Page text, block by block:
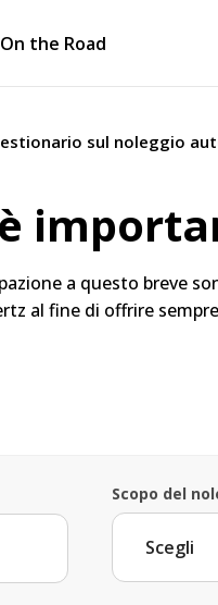
On the Road
sul noleggio
a questo breve
al fine di offrire
Scopo del